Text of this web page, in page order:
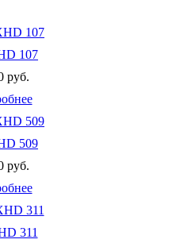
107
руб.
509
руб.
311